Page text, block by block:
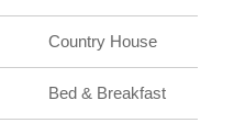
Country House
Bed & Breakfast